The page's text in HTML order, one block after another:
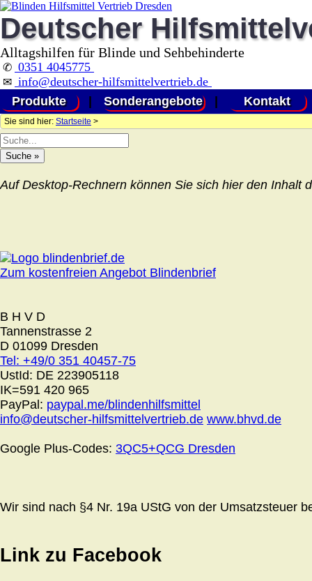
Deutscher
Alltagshilfen für Blinde und Sehbehinderte
✆ 0351 4045775
✉ info@deutscher-hilfsmittelvertrieb.de
Produkte
Sonderangebote Kontakt
Sie sind hier: Startseite >
Auf Desktop-Rechnern können Sie sich hier den Inhalt
Zum kostenfreien Angebot Blindenbrief
B H V D
Tannenstrasse 2
D 01099 Dresden
Tel: +49/0 351 40457-75
UstId: DE 223905118
IK=591 420 965
PayPal: paypal.me/blindenhilfsmittel
info@deutscher-hilfsmittelvertrieb.de www.bhvd.de
Google Plus-Codes: 3QC5+QCG Dresden
Wir sind nach §4 Nr. 19a UStG von der Umsatzsteuer
Link zu Facebook